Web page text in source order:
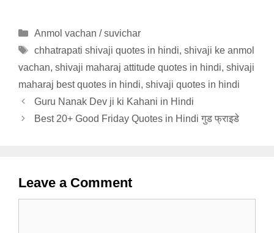
Categories
Anmol vachan / suvichar
Tags
chhatrapati shivaji quotes in hindi, shivaji ke anmol
vachan, shivaji maharaj attitude quotes in hindi, shivaji
maharaj best quotes in hindi, shivaji quotes in hindi
Guru Nanak Dev ji ki Kahani in Hindi
Best 20+ Good Friday Quotes in Hindi गुड फ्राइडे
Leave a Comment